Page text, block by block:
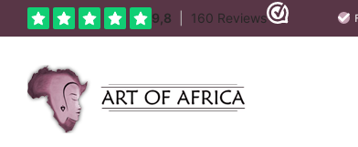
naar
inhoud